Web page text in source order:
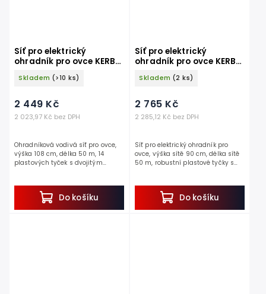
Síť pro elektrický
ohradník pro ovce KERBL
27254 OVINET, 108 cm x
50 m / 2 hroty, oranžová
Skladem (>10 ks)
2 023,97 Kč bez DPH
2 449 Kč
Do košíku
Ohradníková vodivá síť pro ovce,
výška 108 cm, délka 50 m, 14
plastových tyček s dvojitým
konstrukci...
Síť pro elektrický
ohradník pro ovce KERBL
27266 OVINET, 90 cm x 50
m / 2 hroty, zelená
Skladem (2 ks)
2 285,12 Kč bez DPH
2 765 Kč
Do košíku
Síť pro elektrický ohradník pro
ovce, výška sítě 90 cm, délka sítě
50 m, robustní plastové tyčky s
Hledáte praktickou vodivou...